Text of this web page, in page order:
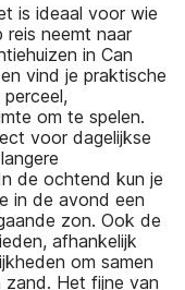
is ideaal voor wie
reis neemt naar
in Can
vind je praktische
om te spelen.
voor dagelijkse
de ochtend kun je
in de avond een
zon. Ook de
afhankelijk
om samen
Het fijne van